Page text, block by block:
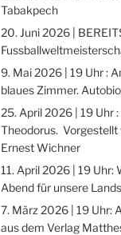
Tabakpech
20. Juni 2026 |
9. Mai 2026 | 19 Uhr :
blaues Zimmer.
25. April 2026 | 19
Theodorus.
Ernest Wichner
11. April 2026 | 19 Uhr:
Abend für unsere
7. März 2026 | 19 Uhr:
aus dem Verlag